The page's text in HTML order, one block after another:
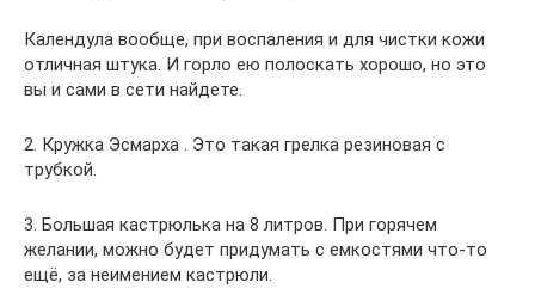
Календула вообще, при воспаления и для чистки кожи
отличная штука. И горло ею полоскать хорошо, но это
вы и сами в сети найдете.
2. Кружка Эсмарха . Это такая грелка резиновая с
трубкой.
3. Большая кастрюлька на 8 литров. При горячем
желании, можно будет придумать с емкостями что-то
ещё, за неимением кастрюли.